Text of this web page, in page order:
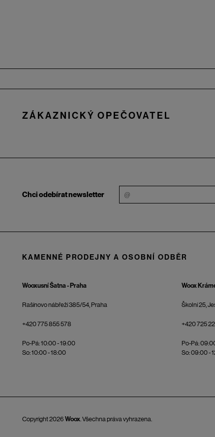
ZÁKAZNICKÝ OPEČOVATEL
Chci odebírat newsletter
KAMENNÉ PRODEJNY A OSOBNÍ ODBĚR
Wooxusní Šatna - Praha
Rašínovo nábřeží 385/54, Praha
+420 775 855 578
Po-Pá: 10:00 - 19:00
So: 10:00 - 18:00
Woox
Školní 25,
+420 725
Po-Pá:
So: 09:00 -
Copyright 2026 Woox. Všechna práva vyhrazena.